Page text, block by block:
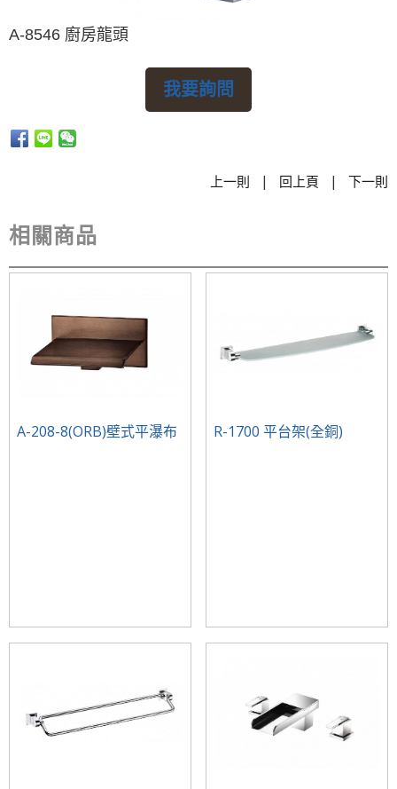
A-8546 廚房龍頭
我要詢問
上一則 | 回上頁 | 下一則
相關商品
A-208-8(ORB)壁式平瀑布 R-1700 平台架(全銅)